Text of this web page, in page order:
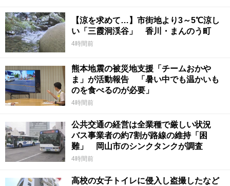
【涼を求めて…】市街地より3～5℃涼し
い「三霞洞渓谷」 香川・まんのう町
4時間前
熊本地震の被災地支援「チームおかや
ま」が活動報告 「暑い中でも温かいも
のを食べるのが必要」
4時間前
公共交通の経営は全業種で厳しい状況
バス事業者の約7割が路線の維持「困
難」 岡山市のシンクタンクが調査
4時間前
高校の女子トイレに侵入し盗撮したなど